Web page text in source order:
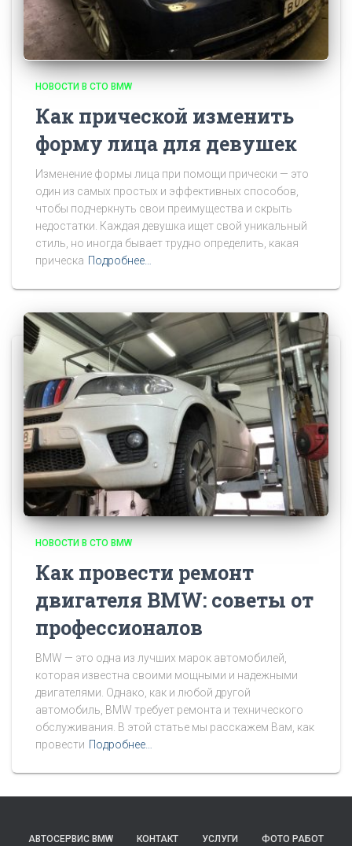
НОВОСТИ В СТО BMW
Как прической изменить
форму лица для девушек
Изменение формы лица при помощи прически — это
один из самых простых и эффективных способов,
чтобы подчеркнуть свои преимущества и скрыть
недостатки. Каждая девушка ищет свой уникальный
стиль, но иногда бывает трудно определить, какая
прическа Подробнее…
НОВОСТИ В СТО BMW
Как провести ремонт
двигателя BMW: советы от
профессионалов
BMW — это одна из лучших марок автомобилей,
которая известна своими мощными и надежными
двигателями. Однако, как и любой другой
автомобиль, BMW требует ремонта и технического
обслуживания. В этой статье мы расскажем Вам, как
провести Подробнее…
АВТОСЕРВИС BMW КОНТАКТ УСЛУГИ ФОТО РАБОТ